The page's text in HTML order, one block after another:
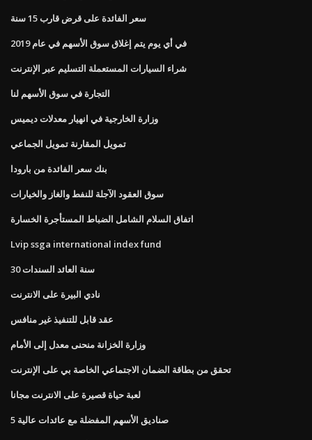
سعر الفائدة على قرض قارب 15 سنة
في أي يوم يتم إغلاق سوق الأسهم في عام 2019
شراء السيارات المستعملة التسليم عبر الإنترنت
التجارة في سوق الأسهم لنا
وزارة الخارجية في انهيار معدلات ديميس
تمويل المقارنة تمويل الجماعي
بنك سعر الفائدة من بارودا
سوق العقود الآجلة للنفط والغاز والخيارات
اتفاق السلام الشامل الضباط المستأجرة الخسارة
Lvip ssga international index fund
30 سنة العائد السندات
نادي البيرة على الانترنت
عقد قابل للتنفيذ غير منافس
وزارة الخزانة منحنى معدل إلى الأمام
تحقق من بطاقة الضمان الاجتماعي الخاصة بي على الإنترنت
لعبة حياة قصيرة على الانترنت مجانا
5 صناديق الأسهم المفضلة مع عائدات عالية